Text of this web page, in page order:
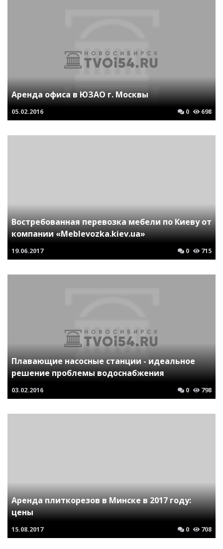
Аренда офиса в ЮЗАО г. Москвы
05.02.2016 0 698
Востребованная перевозка мебели по Киеву от
компании «Meblevozka.kiev.ua»
19.06.2017 0 715
Плавающие насосные станции - идеальное
решение проблемы водоснабжения
03.02.2016 0 798
Аренда плиткорезов в Минске в 2017 году:
цены
15.08.2017 0 708